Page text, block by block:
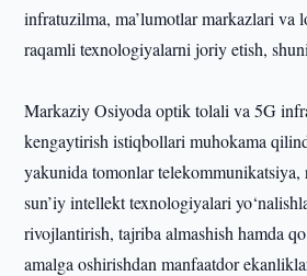
infratuzilma, ma’lumotlar markazlari va
raqamli texnologiyalarni joriy etish,
Markaziy Osiyoda optik tolali va 5G
kengaytirish istiqbollari muhokama
yakunida tomonlar
sun’iy intellekt texnologiyalari
rivojlantirish, tajriba almashish hamda
amalga oshirishdan manfaatdor